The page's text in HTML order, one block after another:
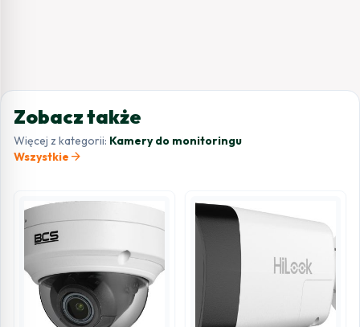
Zobacz także
Więcej z kategorii: Kamery do monitoringu
Wszystkie arrow_forward